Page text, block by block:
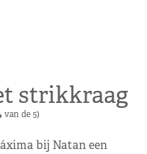
strikkraag
van de 5)
bij Natan een